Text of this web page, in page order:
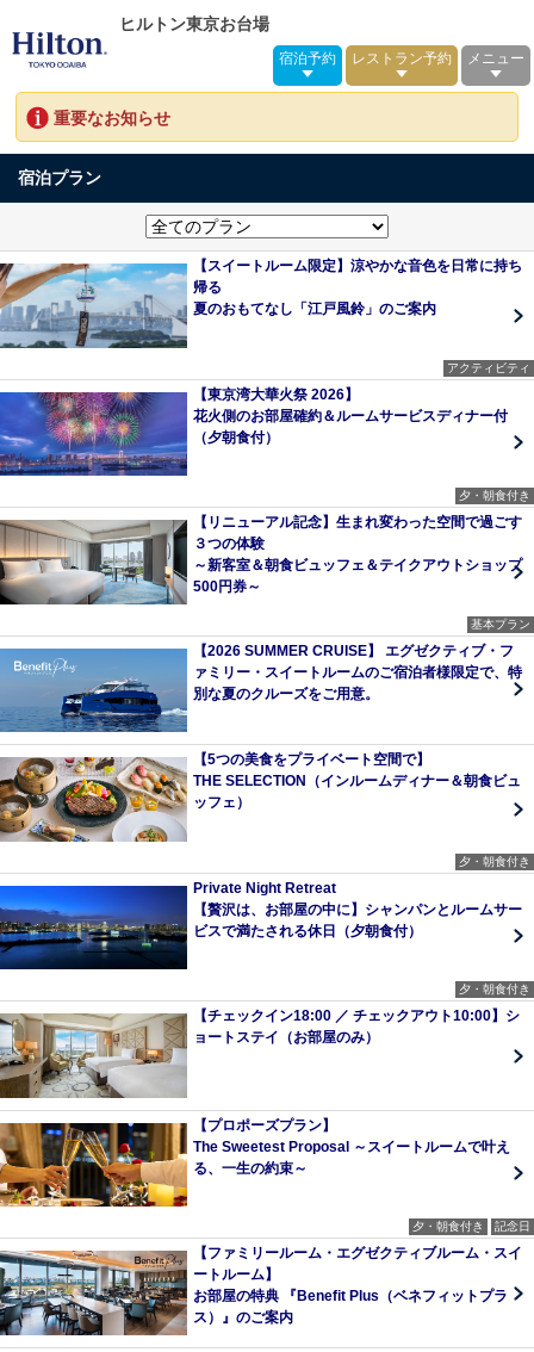
ヒルトン東京お台場
宿泊予約 レストラン予約 メニュー
重要なお知らせ
宿泊プラン
【スイートルーム限定】涼やかな音色を日常に持ち
帰る
夏のおもてなし「江戸風鈴」のご案内
アクティビティ
【東京湾大華火祭 2026】
花火側のお部屋確約＆ルームサービスディナー付
（夕朝食付）
夕・朝食付き
【リニューアル記念】生まれ変わった空間で過ごす
３つの体験
～新客室＆朝食ビュッフェ＆テイクアウトショップ
500円券～
基本プラン
【2026 SUMMER CRUISE】 エグゼクティブ・フ
ァミリー・スイートルームのご宿泊者様限定で、特
別な夏のクルーズをご用意。
【5つの美食をプライベート空間で】
THE SELECTION（インルームディナー＆朝食ビュ
ッフェ）
夕・朝食付き
Private Night Retreat
【贅沢は、お部屋の中に】シャンパンとルームサー
ビスで満たされる休日（夕朝食付）
夕・朝食付き
【チェックイン18:00 ／ チェックアウト10:00】シ
ョートステイ（お部屋のみ）
【プロポーズプラン】
The Sweetest Proposal ～スイートルームで叶え
る、一生の約束～
夕・朝食付き 記念日
【ファミリールーム・エグゼクティブルーム・スイ
ートルーム】
お部屋の特典 『Benefit Plus（ベネフィットプラ
ス）』のご案内